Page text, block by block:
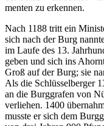
menten zu erkennen.
Nach 1188 tritt ein
sich nach der Burg
im Laufe des 13.
geben und sich ins
Groß auf der Burg; sie
Als die Schlüs­sel­berger
an die Burg­grafen von
verliehen. 1400
musste er sich dem